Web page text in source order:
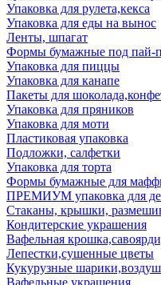
Упаковка для рулета,кекса
Упаковка для еды на вынос
Ленты, шпагат
Формы бумажные под пай-
Упаковка для пиццы
Упаковка для канапе
Пакеты для
Упаковка для пряников
Упаковка для моти
Пластиковая упаковка
Подложки, салфетки
Упаковка для торта
Формы бумажные для
ПРЕМИУМ упаковка для
Стаканы, крышки,
Кондитерские украшения
Вафельная
Лепестки,сушенные цветы
Кукурузные
Вафельные украшения